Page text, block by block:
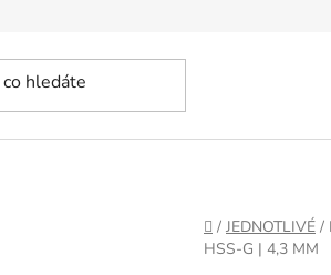
DOMŮ
/ JEDNOTLIVÉ /
HSS-G | 4,3 MM